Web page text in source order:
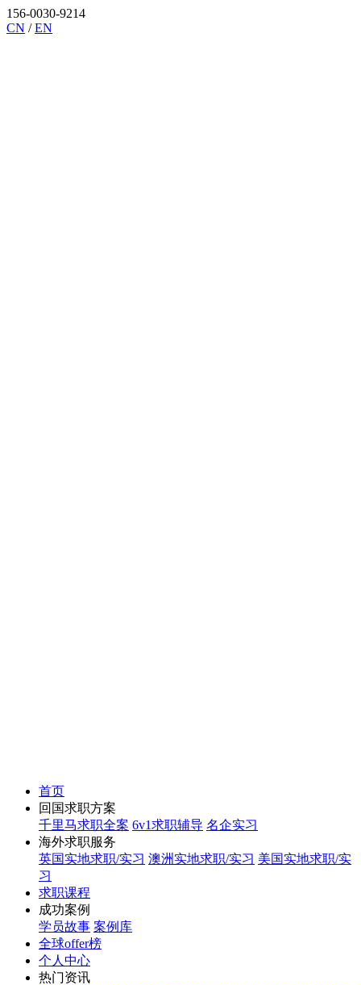
156-0030-9214
CN /EN
首页
回国求职方案
千里马求职全案 6v1求职辅导 名企实习
海外求职服务
英国实地求职/实习 澳洲实地求职/实习 美国实地求职/实
习
求职课程
成功案例
学员故事 案例库
全球offer榜
个人中心
热门资讯